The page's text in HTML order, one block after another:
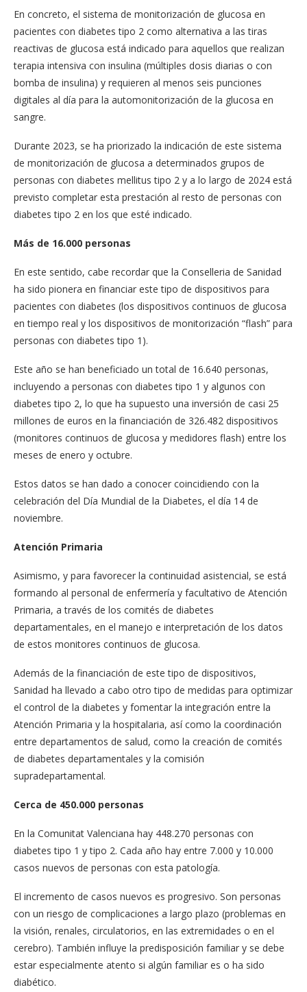
En concreto, el sistema de monitorización de glucosa en
pacientes con diabetes tipo 2 como alternativa a las tiras
reactivas de glucosa está indicado para aquellos que realizan
terapia intensiva con insulina (múltiples dosis diarias o con
bomba de insulina) y requieren al menos seis punciones
digitales al día para la automonitorización de la glucosa en
sangre.
Durante 2023, se ha priorizado la indicación de este sistema
de monitorización de glucosa a determinados grupos de
personas con diabetes mellitus tipo 2 y a lo largo de 2024 está
previsto completar esta prestación al resto de personas con
diabetes tipo 2 en los que esté indicado.
Más de 16.000 personas
En este sentido, cabe recordar que la Conselleria de Sanidad
ha sido pionera en financiar este tipo de dispositivos para
pacientes con diabetes (los dispositivos continuos de glucosa
en tiempo real y los dispositivos de monitorización “flash” para
personas con diabetes tipo 1).
Este año se han beneficiado un total de 16.640 personas,
incluyendo a personas con diabetes tipo 1 y algunos con
diabetes tipo 2, lo que ha supuesto una inversión de casi 25
millones de euros en la financiación de 326.482 dispositivos
(monitores continuos de glucosa y medidores flash) entre los
meses de enero y octubre.
Estos datos se han dado a conocer coincidiendo con la
celebración del Día Mundial de la Diabetes, el día 14 de
noviembre.
Atención Primaria
Asimismo, y para favorecer la continuidad asistencial, se está
formando al personal de enfermería y facultativo de Atención
Primaria, a través de los comités de diabetes
departamentales, en el manejo e interpretación de los datos
de estos monitores continuos de glucosa.
Además de la financiación de este tipo de dispositivos,
Sanidad ha llevado a cabo otro tipo de medidas para optimizar
el control de la diabetes y fomentar la integración entre la
Atención Primaria y la hospitalaria, así como la coordinación
entre departamentos de salud, como la creación de comités
de diabetes departamentales y la comisión
supradepartamental.
Cerca de 450.000 personas
En la Comunitat Valenciana hay 448.270 personas con
diabetes tipo 1 y tipo 2. Cada año hay entre 7.000 y 10.000
casos nuevos de personas con esta patología.
El incremento de casos nuevos es progresivo. Son personas
con un riesgo de complicaciones a largo plazo (problemas en
la visión, renales, circulatorios, en las extremidades o en el
cerebro). También influye la predisposición familiar y se debe
estar especialmente atento si algún familiar es o ha sido
diabético.